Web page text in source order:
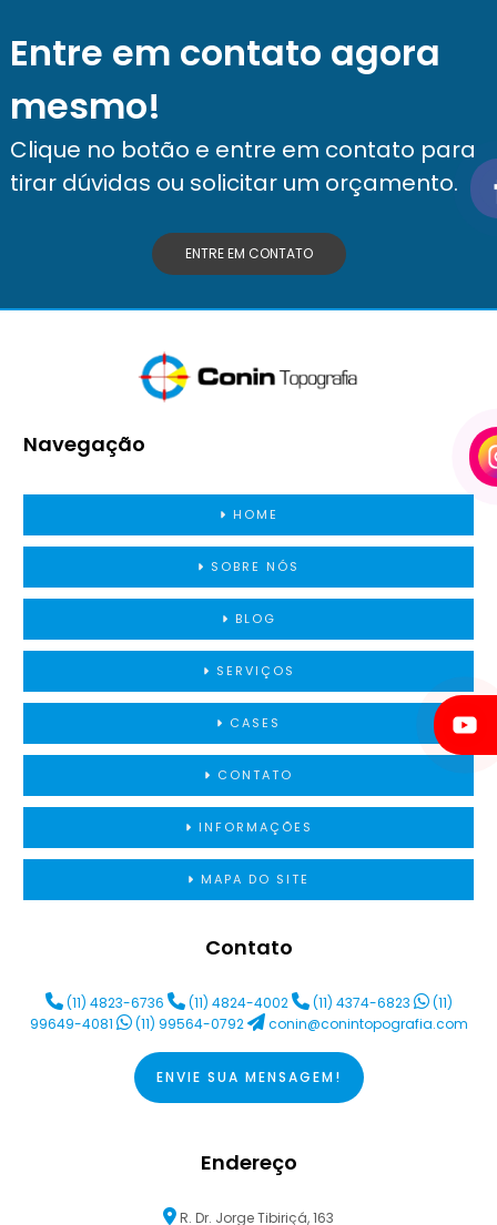
Entre em contato agora
mesmo!
Clique no botão e entre em contato para
tirar dúvidas ou solicitar um orçamento.
ENTRE EM CONTATO
Navegação
HOME
SOBRE NÓS
BLOG
SERVIÇOS
CASES
CONTATO
INFORMAÇÕES
MAPA DO SITE
Contato
(11) 4823-6736 (11) 4824-4002 (11) 4374-6823
(11)
99649-4081
(11) 99564-0792 conin@conintopografia.com
ENVIE SUA MENSAGEM!
Endereço
R. Dr. Jorge Tibiriçá, 163